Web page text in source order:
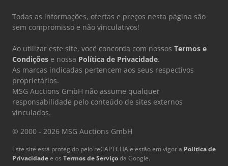
Todas as informações, ofertas e preços nesta página são
sem compromisso e não vinculativos!
Ao utilizar este site, você concorda com nossos Termos e
Condições e nossa Política de Privacidade.
As marcas indicadas pertencem aos seus respectivos
proprietários.
MSG Auctions GmbH não assume qualquer
responsabilidade pelo conteúdo de sites externos
vinculados.
© 2000 - 2026 MSG Auctions GmbH
Este site está protegido pelo reCAPTCHA e estão em vigor a Política de
Privacidadee os Termos de Serviçoda Google.